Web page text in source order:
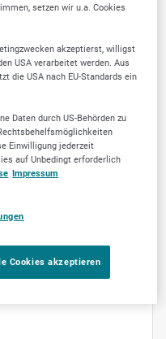
-17:00
-17:00
-17:00
setzen wir u.a. Cookies
akzeptierst, willigst
USA verarbeitet werden. Aus
die USA nach EU-Standards ein
Daten durch US-Behörden zu
Einwilligung jederzeit
auf Unbedingt erforderlich
Impressum
Cookies akzeptieren